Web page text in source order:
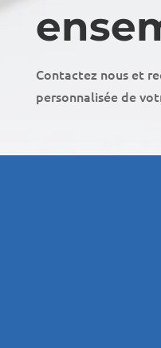
Contactez nous et
personnalisée de